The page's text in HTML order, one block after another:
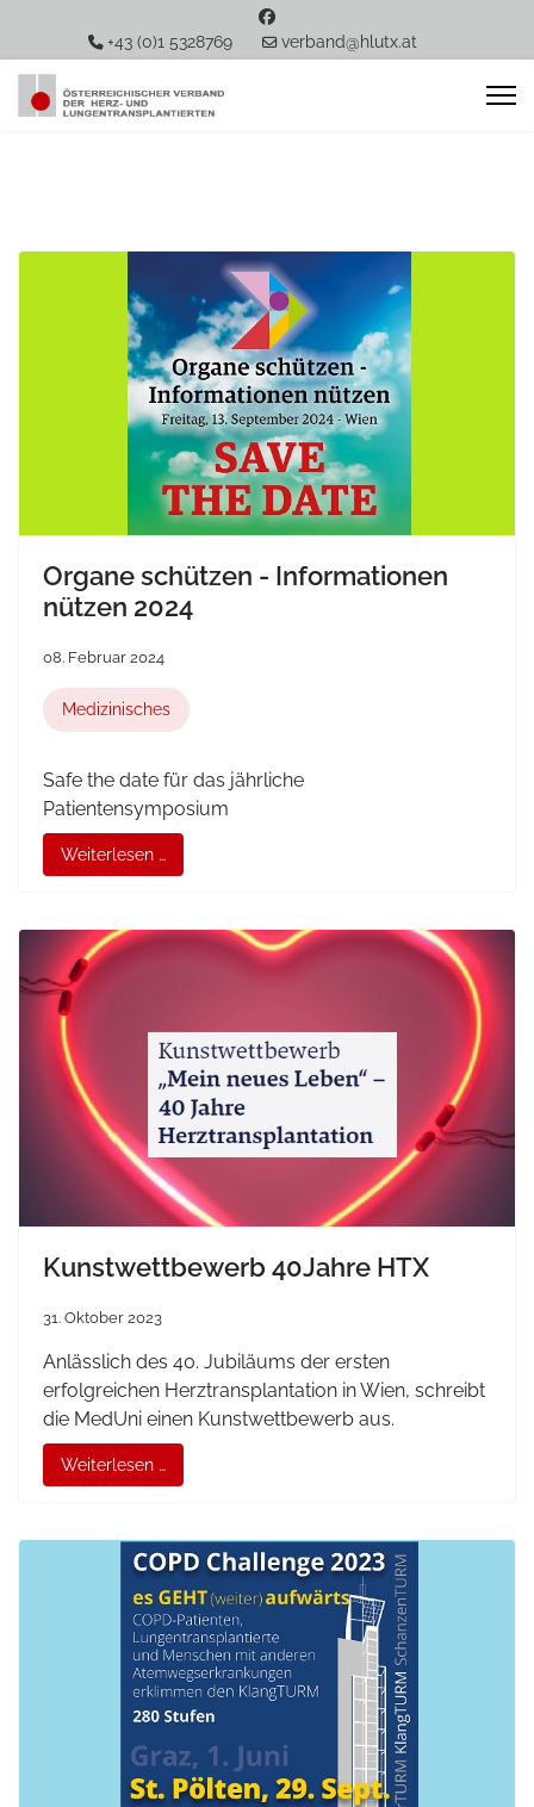
+43 (0)1 5328769 verband@hlutx.at
Organe schützen - Informationen
nützen 2024
08. Februar 2024
Medizinisches
Safe the date für das jährliche
Patientensymposium
Weiterlesen …
Kunstwettbewerb 40Jahre HTX
31. Oktober 2023
Anlässlich des 40. Jubiläums der ersten
erfolgreichen Herztransplantation in Wien, schreibt
die MedUni einen Kunstwettbewerb aus.
Weiterlesen …